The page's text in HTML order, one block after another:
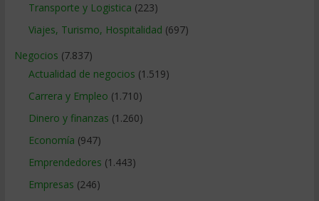
Transporte y Logistica (223)
Viajes, Turismo, Hospitalidad (697)
Negocios (7.837)
Actualidad de negocios (1.519)
Carrera y Empleo (1.710)
Dinero y finanzas (1.260)
Economía (947)
Emprendedores (1.443)
Empresas (246)